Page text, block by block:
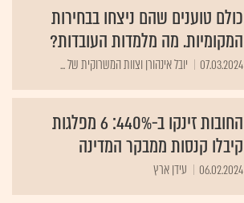
כולם טוענים שהם ניצחו בבחירות
המקומיות. מה מלמדות העובדות?
07.03.2024 יובל אינהורן וצוות המשרוקית של ...
החובות זינקו ב-440%: 6 מפלגות
קיבלו קנסות ממבקר המדינה
06.02.2024 עידן ארץ